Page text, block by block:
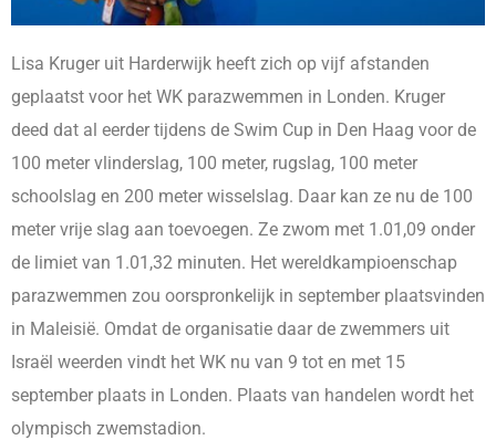
Lisa Kruger uit Harderwijk heeft zich op vijf afstanden
geplaatst voor het WK parazwemmen in Londen. Kruger
deed dat al eerder tijdens de Swim Cup in Den Haag voor de
100 meter vlinderslag, 100 meter, rugslag, 100 meter
schoolslag en 200 meter wisselslag. Daar kan ze nu de 100
meter vrije slag aan toevoegen. Ze zwom met 1.01,09 onder
de limiet van 1.01,32 minuten. Het wereldkampioenschap
parazwemmen zou oorspronkelijk in september plaatsvinden
in Maleisië. Omdat de organisatie daar de zwemmers uit
Israël weerden vindt het WK nu van 9 tot en met 15
september plaats in Londen. Plaats van handelen wordt het
olympisch zwemstadion.